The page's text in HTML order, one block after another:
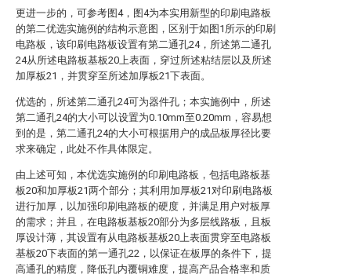
更进一步的，可参考图4，图4为本实用新型的印刷电路板
的第二优选实施例的结构示意图，区别于如图1所示的印刷
电路板，该印刷电路板设置有第二通孔24，所述第二通孔
24从所述电路板基板20上表面，穿过所述粘结层以及所述
加厚板21，并贯穿至所述加厚板21下表面。
优选的，所述第二通孔24可为器件孔；本实施例中，所述
第二通孔24的大小可以设置为0.10mm至0.20mm，容易想
到的是，第二通孔24的大小可根据用户的成品板厚径比要
求来确定，此处不作具体限定。
由上述可知，本优选实施例的印刷电路板，包括电路板基
板20和加厚板21两个部分；其利用加厚板21对印刷电路板
进行加厚，以加强印刷电路板的硬度，并满足用户对板厚
的需求；并且，在电路板基板20部分为多层线路板，且板
厚设计薄，其设置有从电路板基板20上表面贯穿至电路板
基板20下表面的第一通孔22，以保证在板厚的条件下，提
高通孔的精度，降低孔内覆铜难度，提高产品合格率和质